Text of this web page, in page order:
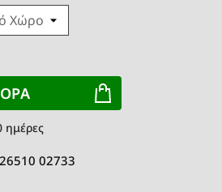
ημέρες
02733